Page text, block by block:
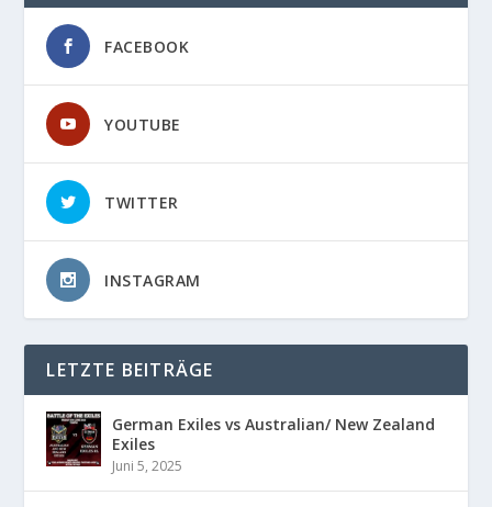
FACEBOOK
YOUTUBE
TWITTER
INSTAGRAM
LETZTE BEITRÄGE
German Exiles vs Australian/ New Zealand
Exiles
Juni 5, 2025